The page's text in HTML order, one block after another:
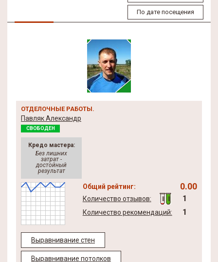
По дате посещения
ОТДЕЛОЧНЫЕ РАБОТЫ.
Павляк Александр
СВОБОДЕН
Кредо мастера:
Без лишних
затрат -
достойный
результат
Общий рейтинг: 0.00
Количество отзывов: 1
Количество рекомендаций: 1
Выравнивание стен
Выравнивание потолков